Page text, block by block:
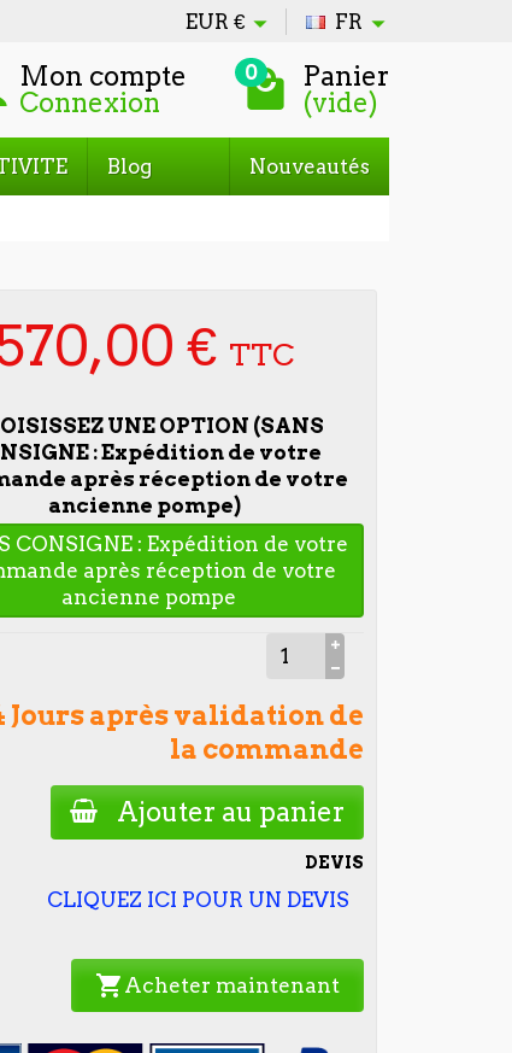
EUR € FR
Mon compte
Connexion
0 Panier
(vide)
Blog Nouveautés
€ TTC
UNE OPTION (SANS
: Expédition de votre
après réception de votre
ancienne pompe)
CONSIGNE : Expédition de votre
après réception de votre
ancienne pompe
Jours après validation de
la commande
Ajouter au panier
DEVIS
CLIQUEZ ICI POUR UN DEVIS
shopping_cart Acheter maintenant